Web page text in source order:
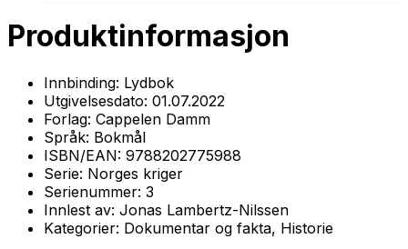
Produktinformasjon
Innbinding: Lydbok
Utgivelsesdato: 01.07.2022
Forlag: Cappelen Damm
Språk: Bokmål
ISBN/EAN: 9788202775988
Serie: Norges kriger
Serienummer: 3
Innlest av: Jonas Lambertz-Nilssen
Kategorier: Dokumentar og fakta, Historie